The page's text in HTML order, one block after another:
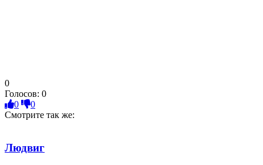
0
Голосов: 0
0
0
Смотрите так же:
Людвиг